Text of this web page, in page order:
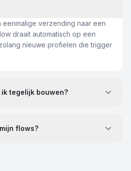
eenmalige verzending naar een
draait automatisch op een
nieuwe profielen die trigger
tegelijk bouwen?
flows?